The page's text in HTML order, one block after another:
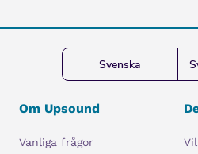
Svenska
Om Upsound
Vanliga frågor